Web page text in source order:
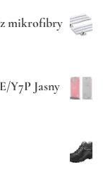
z mikrofibry
Y7P Jasny